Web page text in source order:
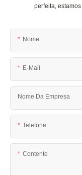
perfeita,
Nome
E-Mail
Nome Da Empresa
Telefone
Contente